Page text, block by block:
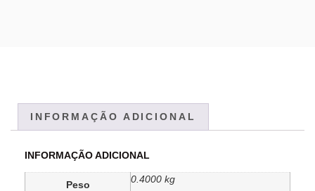
INFORMAÇÃO ADICIONAL
INFORMAÇÃO ADICIONAL
Peso
0.4000 kg